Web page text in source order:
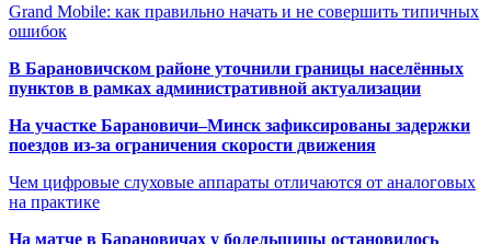
Grand Mobile: как правильно начать и не совершить типичных
ошибок
В Барановичском районе уточнили границы населённых
пунктов в рамках административной актуализации
На участке Барановичи–Минск зафиксированы задержки
поездов из-за ограничения скорости движения
Чем цифровые слуховые аппараты отличаются от аналоговых
на практике
На матче в Барановичах у болельщицы остановилось